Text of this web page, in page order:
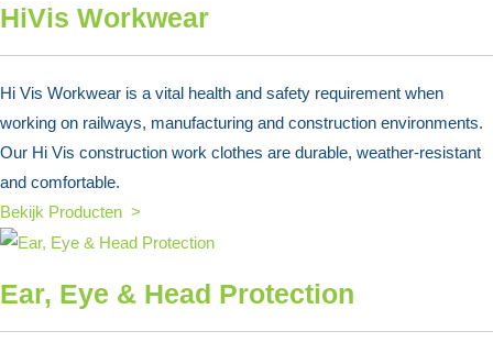
HiVis Workwear
Hi Vis Workwear is a vital health and safety requirement when
working on railways, manufacturing and construction environments.
Our Hi Vis construction work clothes are durable, weather-resistant
and comfortable.
Bekijk Producten >
Ear, Eye & Head Protection